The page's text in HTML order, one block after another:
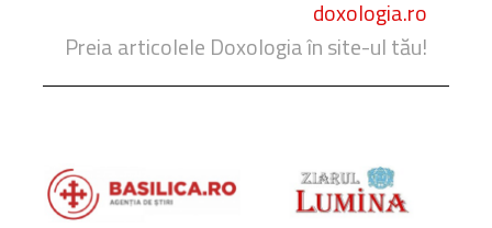
doxologia.ro
Preia articolele Doxologia în site-ul tău!